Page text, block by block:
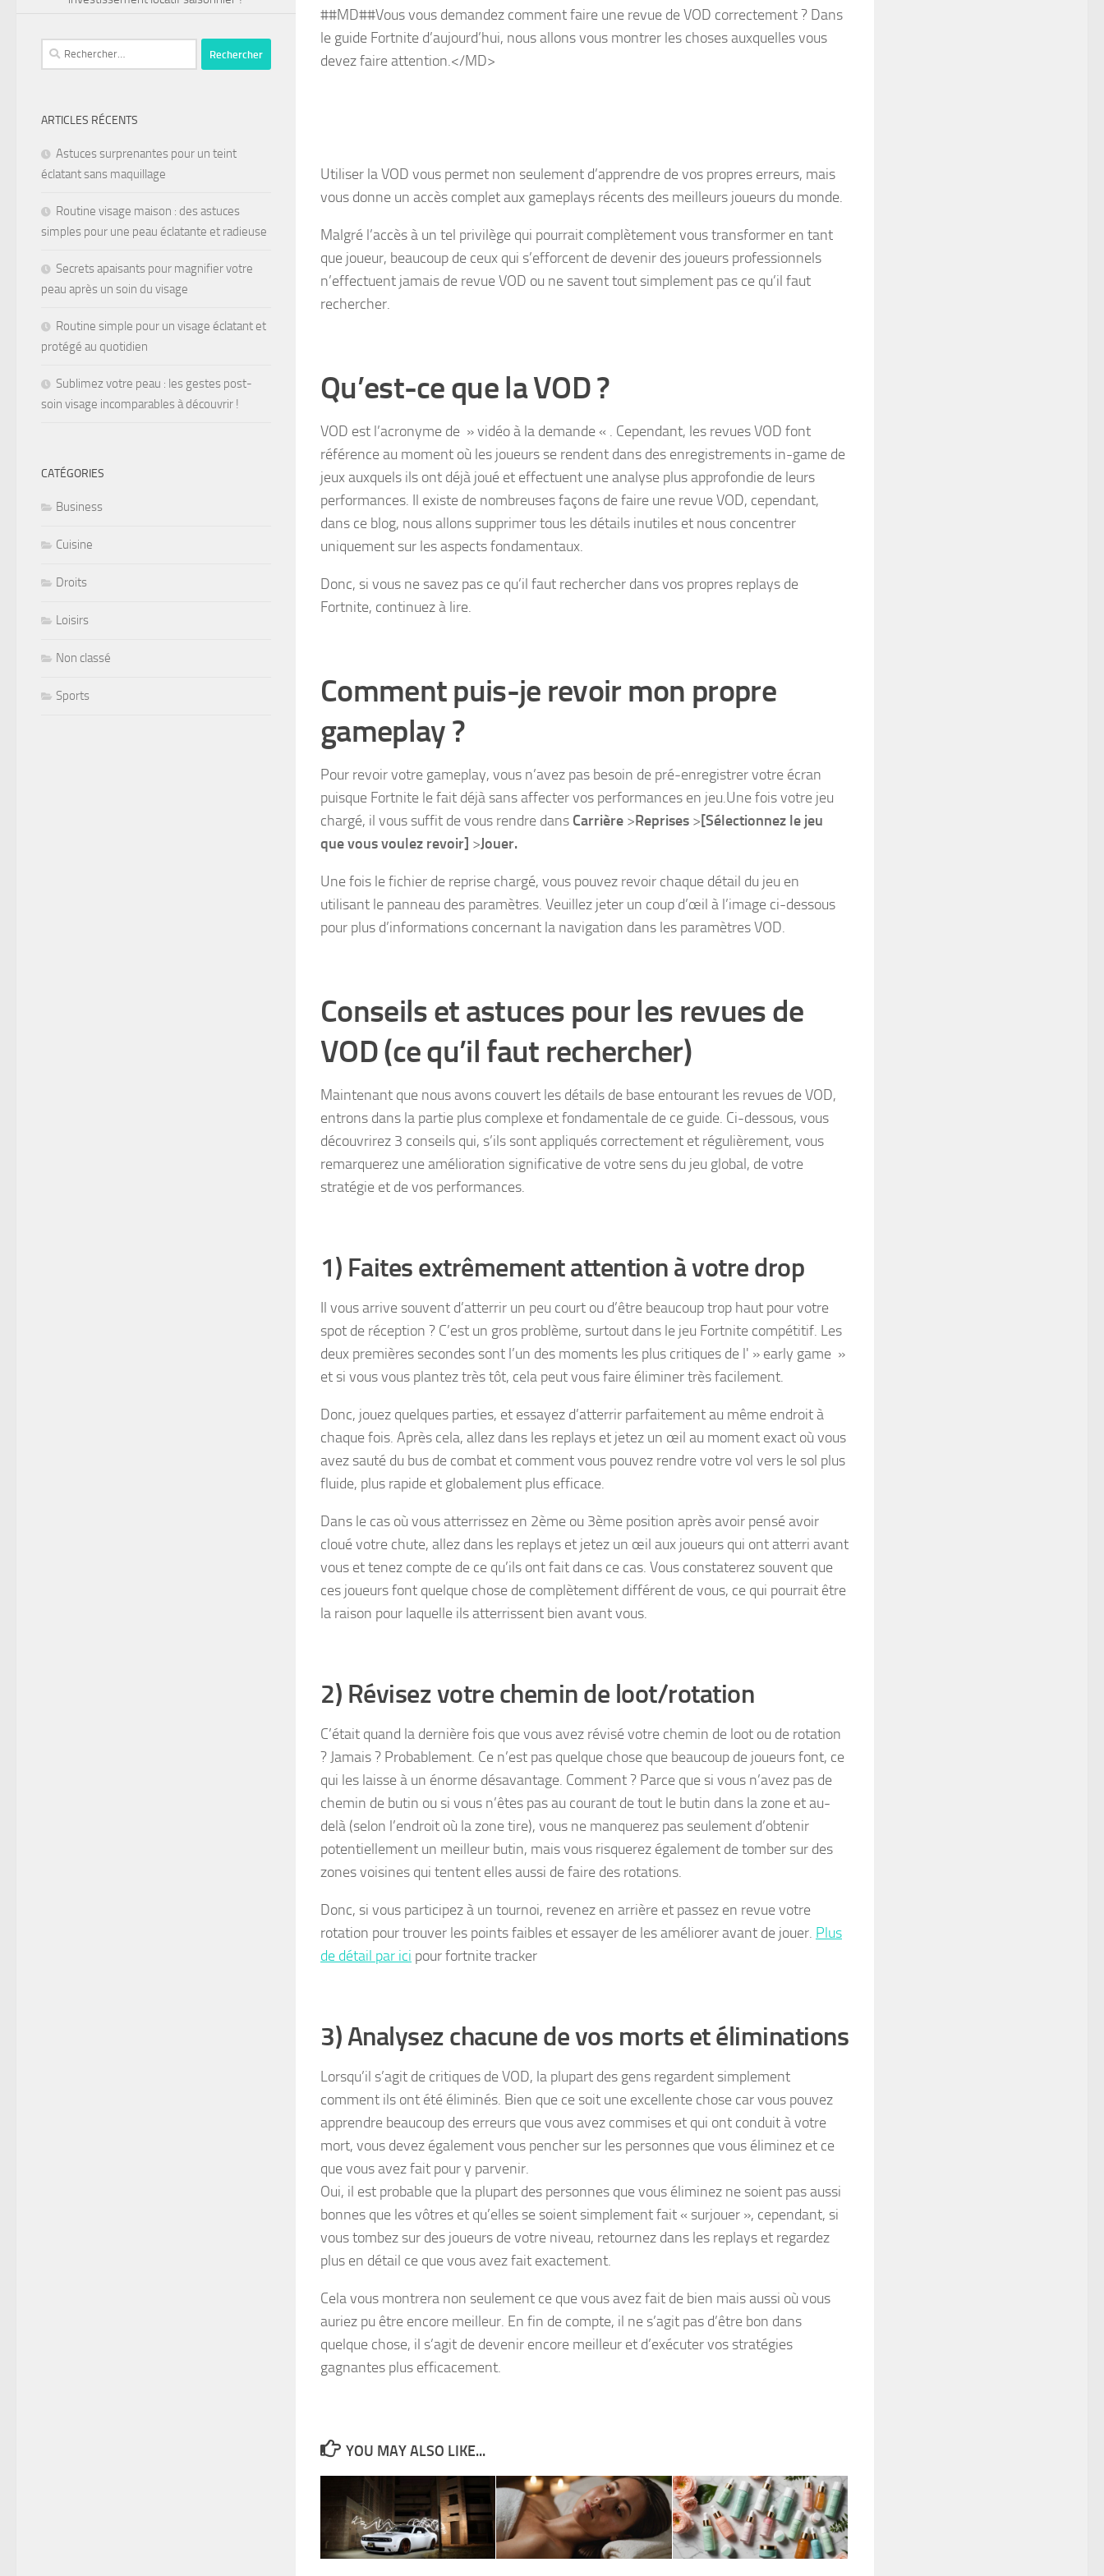
##MD##Vous vous demandez comment faire une revue de VOD correctement ? Dans
le guide Fortnite d’aujourd’hui, nous allons vous montrer les choses auxquelles vous
devez faire attention.</MD>
Utiliser la VOD vous permet non seulement d’apprendre de vos propres erreurs, mais
vous donne un accès complet aux gameplays récents des meilleurs joueurs du monde.
Malgré l’accès à un tel privilège qui pourrait complètement vous transformer en tant
que joueur, beaucoup de ceux qui s’efforcent de devenir des joueurs professionnels
n’effectuent jamais de revue VOD ou ne savent tout simplement pas ce qu’il faut
rechercher.
Qu’est-ce que la VOD ?
VOD est l’acronyme de » vidéo à la demande « . Cependant, les revues VOD font
référence au moment où les joueurs se rendent dans des enregistrements in-game de
jeux auxquels ils ont déjà joué et effectuent une analyse plus approfondie de leurs
performances. Il existe de nombreuses façons de faire une revue VOD, cependant,
dans ce blog, nous allons supprimer tous les détails inutiles et nous concentrer
uniquement sur les aspects fondamentaux.
Donc, si vous ne savez pas ce qu’il faut rechercher dans vos propres replays de
Fortnite, continuez à lire.
Comment puis-je revoir mon propre
gameplay ?
Pour revoir votre gameplay, vous n’avez pas besoin de pré-enregistrer votre écran
puisque Fortnite le fait déjà sans affecter vos performances en jeu.Une fois votre jeu
chargé, il vous suffit de vous rendre dans Carrière >Reprises >[Sélectionnez le jeu
que vous voulez revoir] >Jouer.
Une fois le fichier de reprise chargé, vous pouvez revoir chaque détail du jeu en
utilisant le panneau des paramètres. Veuillez jeter un coup d’œil à l’image ci-dessous
pour plus d’informations concernant la navigation dans les paramètres VOD.
Conseils et astuces pour les revues de
VOD (ce qu’il faut rechercher)
Maintenant que nous avons couvert les détails de base entourant les revues de VOD,
entrons dans la partie plus complexe et fondamentale de ce guide. Ci-dessous, vous
découvrirez 3 conseils qui, s’ils sont appliqués correctement et régulièrement, vous
remarquerez une amélioration significative de votre sens du jeu global, de votre
stratégie et de vos performances.
1) Faites extrêmement attention à votre drop
Il vous arrive souvent d’atterrir un peu court ou d’être beaucoup trop haut pour votre
spot de réception ? C’est un gros problème, surtout dans le jeu Fortnite compétitif. Les
deux premières secondes sont l’un des moments les plus critiques de l' » early game »
et si vous vous plantez très tôt, cela peut vous faire éliminer très facilement.
Donc, jouez quelques parties, et essayez d’atterrir parfaitement au même endroit à
chaque fois. Après cela, allez dans les replays et jetez un œil au moment exact où vous
avez sauté du bus de combat et comment vous pouvez rendre votre vol vers le sol plus
fluide, plus rapide et globalement plus efficace.
Dans le cas où vous atterrissez en 2ème ou 3ème position après avoir pensé avoir
cloué votre chute, allez dans les replays et jetez un œil aux joueurs qui ont atterri avant
vous et tenez compte de ce qu’ils ont fait dans ce cas. Vous constaterez souvent que
ces joueurs font quelque chose de complètement différent de vous, ce qui pourrait être
la raison pour laquelle ils atterrissent bien avant vous.
2) Révisez votre chemin de loot/rotation
C’était quand la dernière fois que vous avez révisé votre chemin de loot ou de rotation
? Jamais ? Probablement. Ce n’est pas quelque chose que beaucoup de joueurs font, ce
qui les laisse à un énorme désavantage. Comment ? Parce que si vous n’avez pas de
chemin de butin ou si vous n’êtes pas au courant de tout le butin dans la zone et au-
delà (selon l’endroit où la zone tire), vous ne manquerez pas seulement d’obtenir
potentiellement un meilleur butin, mais vous risquerez également de tomber sur des
zones voisines qui tentent elles aussi de faire des rotations.
Donc, si vous participez à un tournoi, revenez en arrière et passez en revue votre
rotation pour trouver les points faibles et essayer de les améliorer avant de jouer. Plus
de détail par ici pour fortnite tracker
3) Analysez chacune de vos morts et éliminations
Lorsqu’il s’agit de critiques de VOD, la plupart des gens regardent simplement
comment ils ont été éliminés. Bien que ce soit une excellente chose car vous pouvez
apprendre beaucoup des erreurs que vous avez commises et qui ont conduit à votre
mort, vous devez également vous pencher sur les personnes que vous éliminez et ce
que vous avez fait pour y parvenir.
Oui, il est probable que la plupart des personnes que vous éliminez ne soient pas aussi
bonnes que les vôtres et qu’elles se soient simplement fait « surjouer », cependant, si
vous tombez sur des joueurs de votre niveau, retournez dans les replays et regardez
plus en détail ce que vous avez fait exactement.
Cela vous montrera non seulement ce que vous avez fait de bien mais aussi où vous
auriez pu être encore meilleur. En fin de compte, il ne s’agit pas d’être bon dans
quelque chose, il s’agit de devenir encore meilleur et d’exécuter vos stratégies
gagnantes plus efficacement.
YOU MAY ALSO LIKE...
ARTICLES RÉCENTS
Astuces surprenantes pour un teint
éclatant sans maquillage
Routine visage maison : des astuces
simples pour une peau éclatante et radieuse
Secrets apaisants pour magnifier votre
peau après un soin du visage
Routine simple pour un visage éclatant et
protégé au quotidien
Sublimez votre peau : les gestes post-
soin visage incomparables à découvrir !
CATÉGORIES
Business
Cuisine
Droits
Loisirs
Non classé
Sports